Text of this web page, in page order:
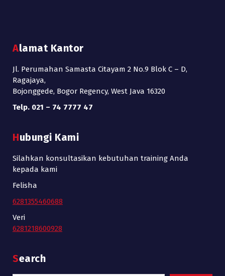
Alamat Kantor
Jl. Perumahan Samasta Citayam 2 No.9 Blok C – D,
Ragajaya,
Bojonggede, Bogor Regency, West Java 16320
Telp. 021 – 74 7777 47
Hubungi Kami
Silahkan konsultasikan kebutuhan training Anda
kepada kami
Felisha
6281355460688
Veri
6281218600928
Search